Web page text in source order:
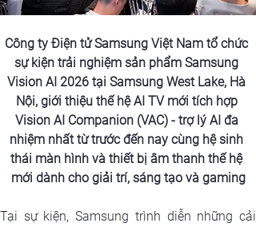
Công ty Điện tử Samsung Việt Nam tổ chức
sự kiện trải nghiệm sản phẩm Samsung
Vision AI 2026 tại Samsung West Lake, Hà
Nội, giới thiệu thế hệ AI TV mới tích hợp
Vision AI Companion (VAC) - trợ lý AI đa
nhiệm nhất từ trước đến nay cùng hệ sinh
thái màn hình và thiết bị âm thanh thế hệ
mới dành cho giải trí, sáng tạo và gaming
Tại sự kiện, Samsung trình diễn những cải